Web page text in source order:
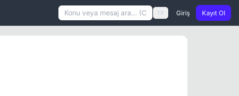
TR Giriş Kayıt Ol